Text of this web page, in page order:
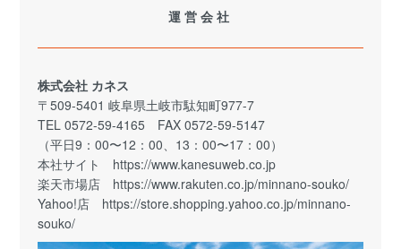
運営会社
株式会社 カネス
〒509-5401 岐阜県土岐市駄知町977-7
TEL 0572-59-4165 FAX 0572-59-5147
（平日9：00〜12：00、13：00〜17：00）
本社サイト https://www.kanesuweb.co.jp
楽天市場店 https://www.rakuten.co.jp/minnano-souko/
Yahoo!店 https://store.shopping.yahoo.co.jp/minnano-
souko/